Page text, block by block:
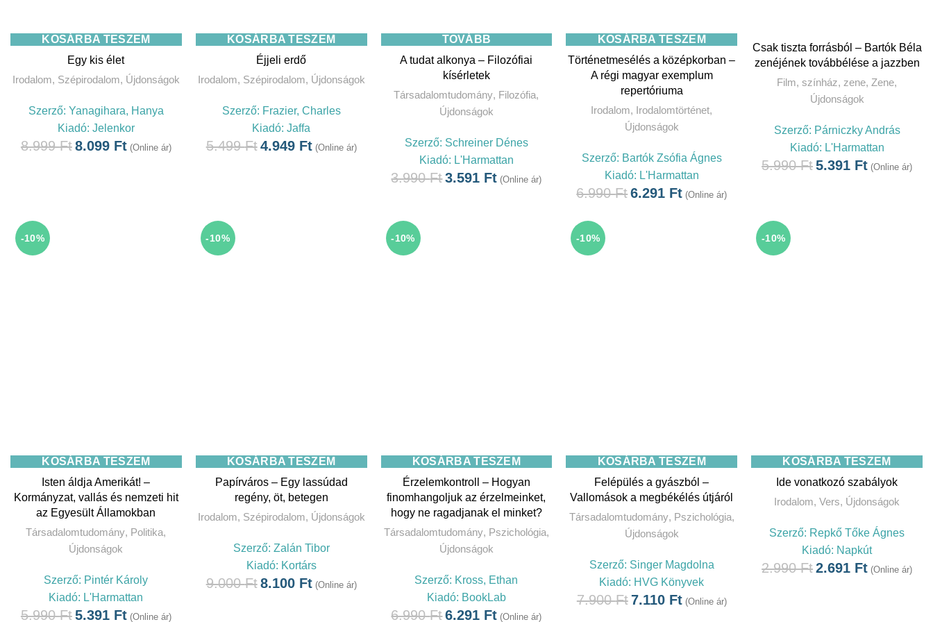
KOSÁRBA TESZEM
Egy kis élet
Irodalom, Szépirodalom, Újdonságok
Szerző: Yanagihara, Hanya
Kiadó: Jelenkor
8.999Ft8.099 Ft (Online ár)
KOSÁRBA TESZEM
Éjjeli erdő
Irodalom, Szépirodalom, Újdonságok
Szerző: Frazier, Charles
Kiadó:Jaffa
5.499Ft4.949 Ft (Online ár)
TOVÁBB
A tudat alkonya – Filozófiai
kísérletek
Társadalomtudomány, Filozófia,
Újdonságok
Szerző: Schreiner Dénes
Kiadó: L'Harmattan
3.990Ft3.591 Ft (Online ár)
KOSÁRBA TESZEM
Történetmesélés a középkorban –
A régi magyar exemplum
repertóriuma
Irodalom, Irodalomtörténet,
Újdonságok
Szerző: Bartók Zsófia Ágnes
Kiadó: L'Harmattan
6.990Ft6.291 Ft (Online ár)
Csak tiszta forrásból – Bartók Béla
zenéjének továbbélése a jazzben
Film, színház, zene, Zene,
Újdonságok
Szerző: Párniczky András
Kiadó: L'Harmattan
5.990Ft5.391 Ft (Online ár)
-10%
KOSÁRBA TESZEM
Isten áldja Amerikát! –
Kormányzat, vallás és nemzeti hit
az Egyesült Államokban
Társadalomtudomány, Politika,
Újdonságok
Szerző: Pintér Károly
Kiadó: L'Harmattan
5.990Ft5.391 Ft (Online ár)
-10%
KOSÁRBA TESZEM
Papírváros – Egy lassúdad
regény, öt, betegen
Irodalom, Szépirodalom, Újdonságok
Szerző: Zalán Tibor
Kiadó: Kortárs
9.000Ft8.100 Ft (Online ár)
-10%
KOSÁRBA TESZEM
Érzelemkontroll – Hogyan
finomhangoljuk az érzelmeinket,
hogy ne ragadjanak el minket?
Társadalomtudomány, Pszichológia,
Újdonságok
Szerző: Kross, Ethan
Kiadó: BookLab
6.990Ft6.291 Ft (Online ár)
-10%
KOSÁRBA TESZEM
Felépülés a gyászból –
Vallomások a megbékélés útjáról
Társadalomtudomány, Pszichológia,
Újdonságok
Szerző: Singer Magdolna
Kiadó: HVG Könyvek
7.900Ft7.110 Ft (Online ár)
-10%
KOSÁRBA TESZEM
Ide vonatkozó szabályok
Irodalom,Vers, Újdonságok
Szerző: Repkő Tőke Ágnes
Kiadó: Napkút
2.990Ft2.691 Ft (Online ár)